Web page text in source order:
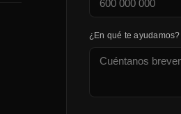
¿En qué te ayudamos?